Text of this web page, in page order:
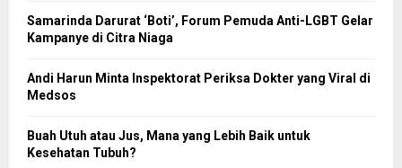
Samarinda Darurat ‘Boti’, Forum Pemuda Anti-LGBT Gelar
Kampanye di Citra Niaga
Andi Harun Minta Inspektorat Periksa Dokter yang Viral di
Medsos
Buah Utuh atau Jus, Mana yang Lebih Baik untuk
Kesehatan Tubuh?